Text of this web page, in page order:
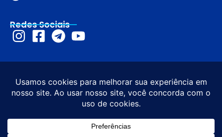
Redes Sociais
© 2026 Instituto de Educação de
Roraima – IERR. Todos os direitos
reservados. CNPJ: 45.273.916/0001-
Desenvolvimento e
Design sob diretrizes do
Governo de Roraima e